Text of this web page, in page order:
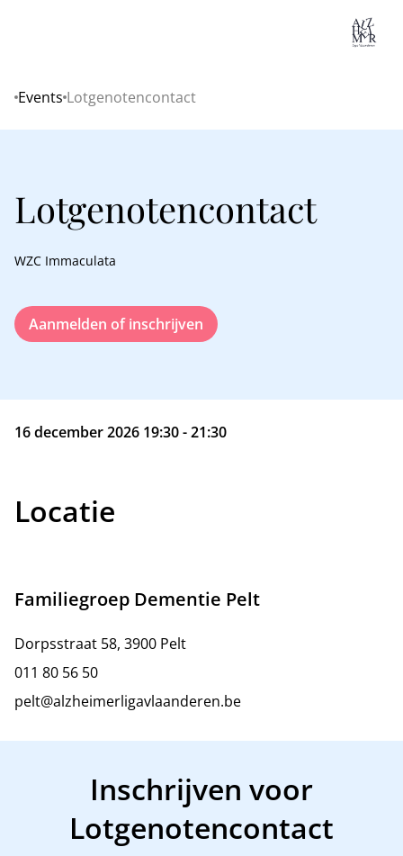
Home
Events Lotgenotencontact
Lotgenotencontact
WZC Immaculata
Aanmelden of inschrijven
16 december 2026 19:30 - 21:30
Locatie
Familiegroep Dementie Pelt
Dorpsstraat 58, 3900 Pelt
011 80 56 50
pelt@alzheimerligavlaanderen.be
Inschrijven voor
Lotgenotencontact